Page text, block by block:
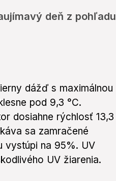
deň z pohľadu
dážď s maximálnou
pod 9,3 °C.
dosiahne rýchlosť 13,3
sa zamračené
vystúpi na 95%. UV
UV žiarenia.